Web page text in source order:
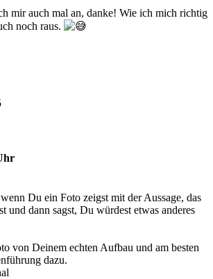
mir auch mal an, danke! Wie ich mich richtig
noch raus.
Du ein Foto zeigst mit der Aussage, das
und dann sagst, Du würdest etwas anderes
von Deinem echten Aufbau und am besten
dazu.